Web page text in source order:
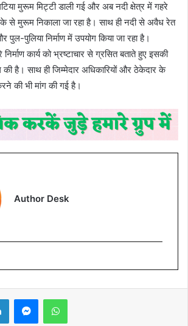
मुरूम मिट्टी डाली गई और अब नदी क्षेत्र में गहरे
से मुरूम निकाला जा रहा है। साथ ही नदी से अवैध रेत
पुलिया निर्माण में उपयोग किया जा रहा है।
कार्य को भ्रष्टाचार से ग्रसित बताते हुए इसकी
की है। साथ ही जिम्मेदार अधिकारियों और ठेकेदार के
की भी मांग की गई है।
Author Desk
LinkedInMessengerWhatsApp